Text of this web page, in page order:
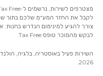
לקבל את החזר המע״מ שלכם בתוך
צורך להגיע למינימום הנדרש בחנות:
לבקש מהמוכר טופס Tax Free.
השירות פעיל באוסטריה, בלגיה,
2026.